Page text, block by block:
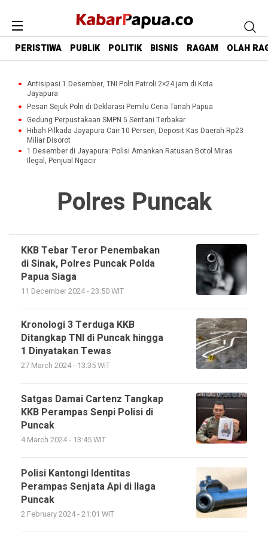
PERISTIWA PUBLIK POLITIK BISNIS RAGAM OLAH
Antisipasi 1 Desember, TNI Polri Patroli 2×24 jam di Kota
Jayapura
Pesan Sejuk Polri di Deklarasi Pemilu Ceria Tanah Papua
Gedung Perpustakaan SMPN 5 Sentani Terbakar
Hibah Pilkada Jayapura Cair 10 Persen, Deposit Kas Daerah Rp23
Miliar Disorot
1 Desember di Jayapura: Polisi Amankan Ratusan Botol Miras
Ilegal, Penjual Ngacir
Polres Puncak
KKB Tebar Teror Penembakan
di Sinak, Polres Puncak Polda
Papua Siaga
11 December 2024 - 23:50 WIT
Kronologi 3 Terduga KKB
Ditangkap TNI di Puncak hingga
1 Dinyatakan Tewas
27 March 2024 - 13:35 WIT
Satgas Damai Cartenz Tangkap
KKB Perampas Senpi Polisi di
Puncak
4 March 2024 - 13:45 WIT
Polisi Kantongi Identitas
Perampas Senjata Api di Ilaga
Puncak
2 February 2024 - 21:01 WIT